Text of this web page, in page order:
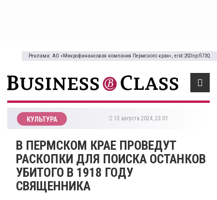
Реклама: АО «Микрофинансовая компания Пермского края», erid:2SDnjcfi73Q
КУЛЬТУРА 13 августа 2024, 23:01
В ПЕРМСКОМ КРАЕ ПРОВЕДУТ
РАСКОПКИ ДЛЯ ПОИСКА ОСТАНКОВ
УБИТОГО В 1918 ГОДУ
СВЯЩЕННИКА